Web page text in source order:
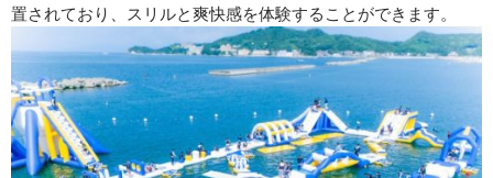
置されており、スリルと爽快感を体験することができます。